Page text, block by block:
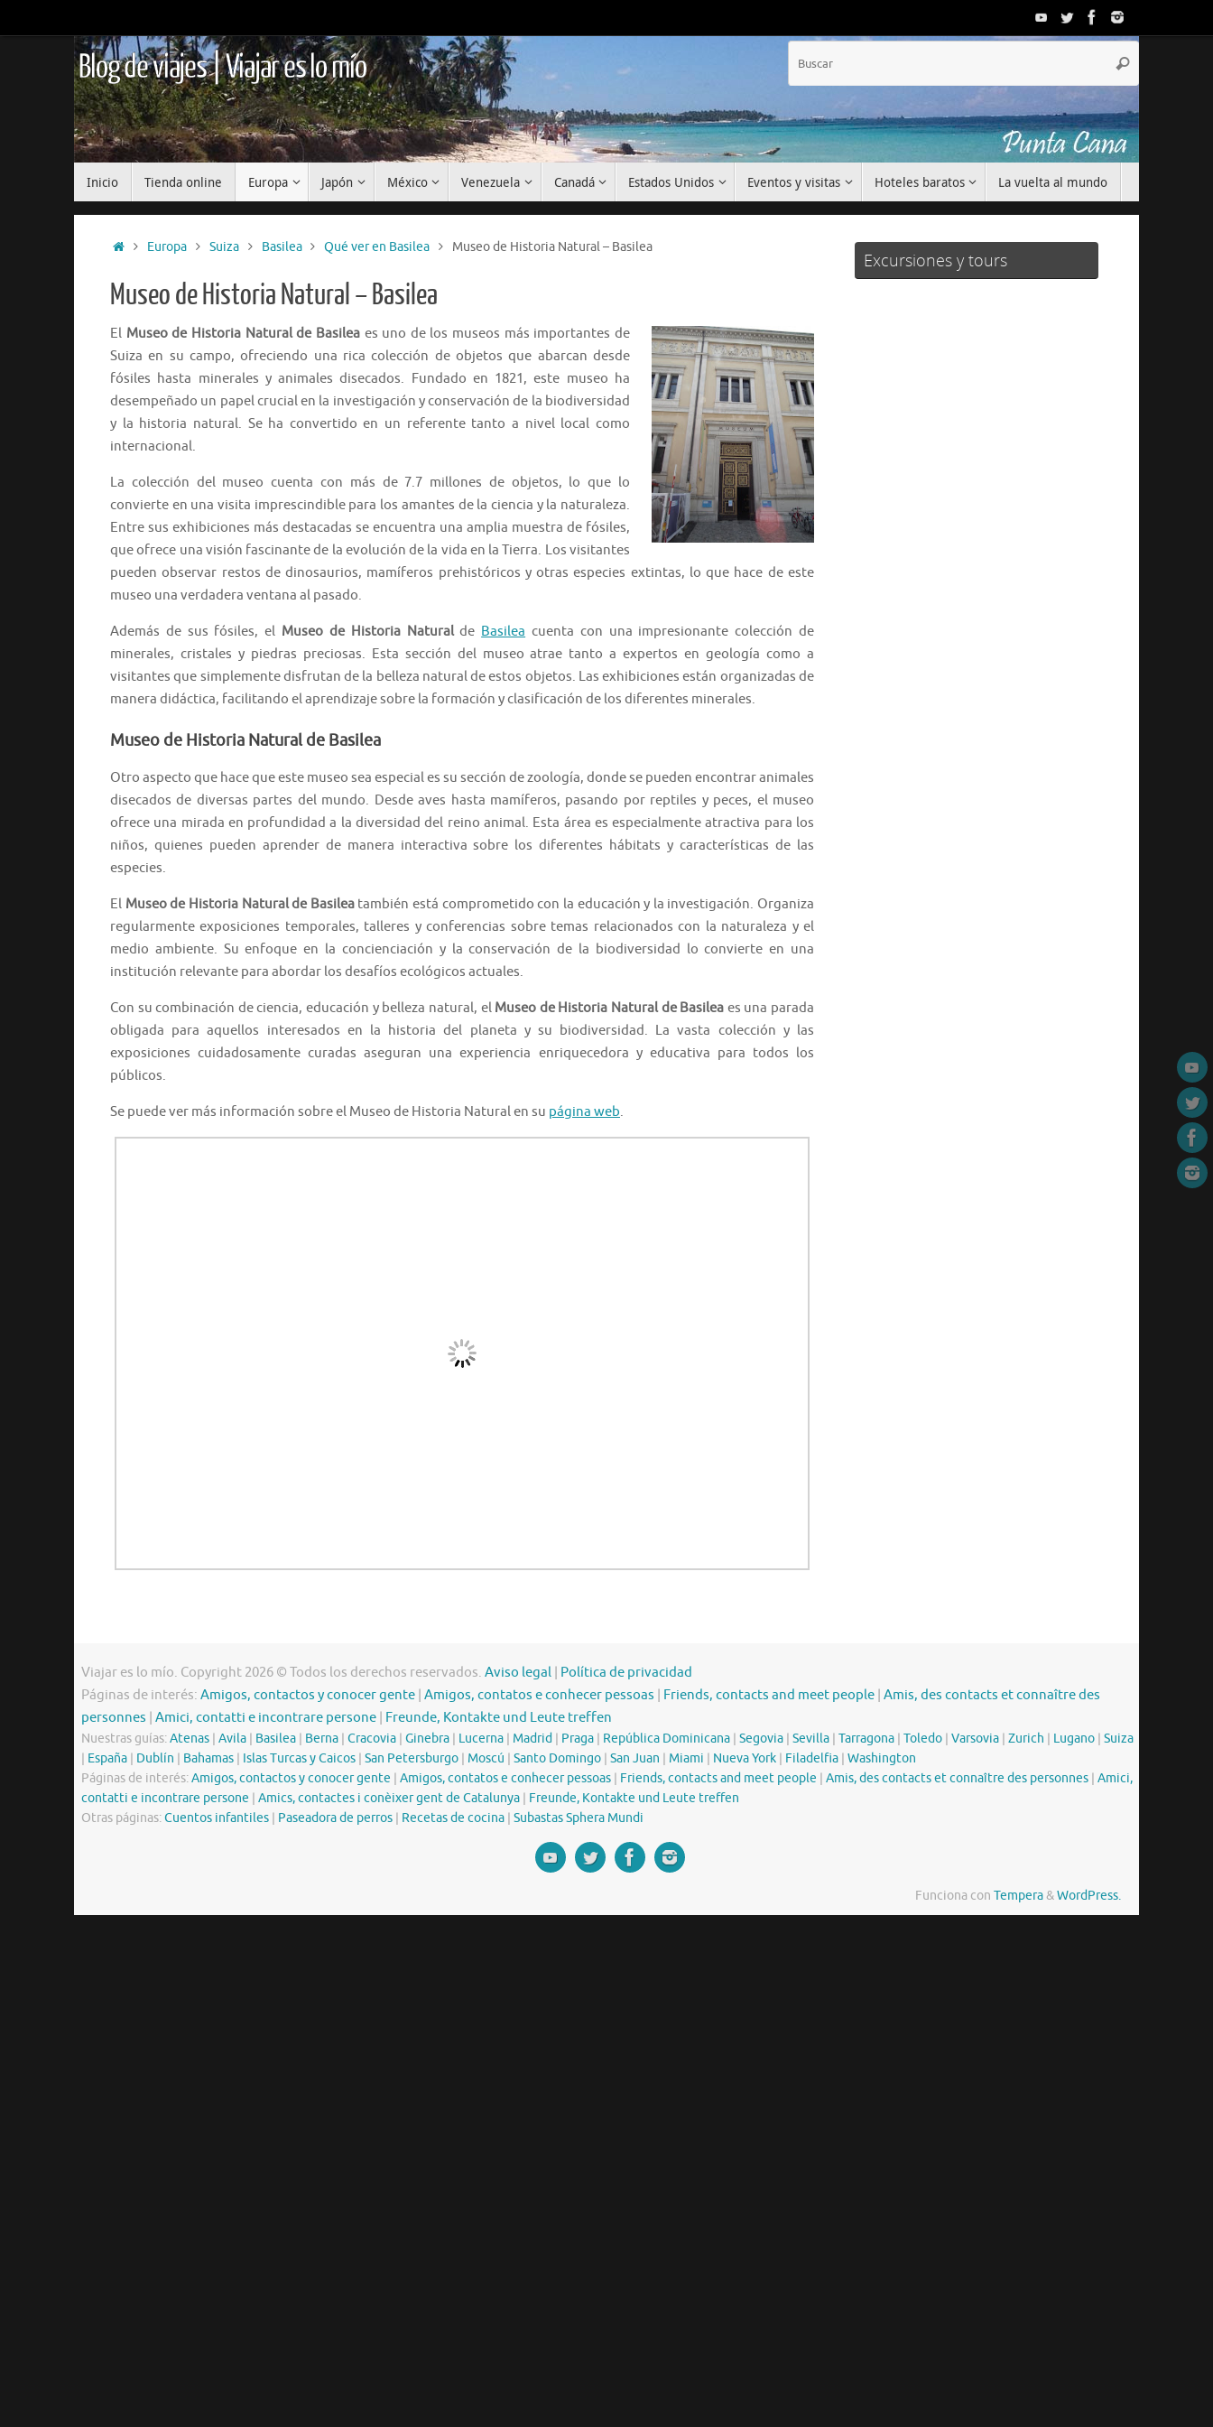
al
Blog de viajes | Viajar es lo mío Buscar
Inicio Tienda online Europa Japón México Venezuela Canadá Estados Unidos Eventos y visitas Hoteles baratos La vuelta al mundo
InicioEuropa Suiza Basilea Qué ver en Basilea Museo de Historia Natural – Basilea
Museo de Historia Natural – Basilea
El Museo de Historia Natural de Basileaes uno de los museos más importantes de
Suiza en su campo, ofreciendo una rica colección de objetos que abarcan desde
fósiles hasta minerales y animales disecados. Fundado en 1821, este museo ha
desempeñado un papel crucial en la investigación y conservación de la biodiversidad
y la historia natural. Se ha convertido en un referente tanto a nivel local como
internacional.
La colección del museo cuenta con más de 7.7 millones de objetos, lo que lo
convierte en una visita imprescindible para los amantes de la ciencia y la naturaleza.
Entre sus exhibiciones más destacadas se encuentra una amplia muestra de fósiles,
que ofrece una visión fascinante de la evolución de la vida en la Tierra. Los visitantes
pueden observar restos de dinosaurios, mamíferos prehistóricos y otras especies extintas, lo que hace de este
museo una verdadera ventana al pasado.
Además de sus fósiles, el Museo de Historia Naturalde Basilea cuenta con una impresionante colección de
minerales, cristales y piedras preciosas. Esta sección del museo atrae tanto a expertos en geología como a
visitantes que simplemente disfrutan de la belleza natural de estos objetos. Las exhibiciones están organizadas de
manera didáctica, facilitando el aprendizaje sobre la formación y clasificación de los diferentes minerales.
Museo de Historia Natural de Basilea
Otro aspecto que hace que este museo sea especial es su sección de zoología, donde se pueden encontrar animales
disecados de diversas partes del mundo. Desde aves hasta mamíferos, pasando por reptiles y peces, el museo
ofrece una mirada en profundidad a la diversidad del reino animal. Esta área es especialmente atractiva para los
niños, quienes pueden aprender de manera interactiva sobre los diferentes hábitats y características de las
especies.
El Museo de Historia Natural de Basileatambién está comprometido con la educación y la investigación. Organiza
regularmente exposiciones temporales, talleres y conferencias sobre temas relacionados con la naturaleza y el
medio ambiente. Su enfoque en la concienciación y la conservación de la biodiversidad lo convierte en una
institución relevante para abordar los desafíos ecológicos actuales.
Con su combinación de ciencia, educación y belleza natural, el Museo de Historia Natural de Basilea es una parada
obligada para aquellos interesados en la historia del planeta y su biodiversidad. La vasta colección y las
exposiciones cuidadosamente curadas aseguran una experiencia enriquecedora y educativa para todos los
públicos.
Se puede ver más información sobre el Museo de Historia Natural en su página web.
Excursiones y tours
Viajar es lo mío. Copyright 2026 © Todos los derechos reservados. Aviso legal Política de privacidad
Páginas de interés: Amigos, contactos y conocer gente Amigos, contatos e conhecer pessoas Friends, contacts and meet people Amis, des contacts et connaître des
personnes Amici, contatti e incontrare persone Freunde, Kontakte und Leute treffen
Nuestras guías:Atenas Avila Basilea Berna Cracovia Ginebra Lucerna Madrid Praga República Dominicana Segovia Sevilla Tarragona Toledo Varsovia Zurich Lugano Suiza
España Dublín Bahamas Islas Turcas y Caicos San Petersburgo Moscú Santo Domingo San Juan Miami Nueva York Filadelfia Washington
Páginas de interés:Amigos, contactos y conocer gente Amigos, contatos e conhecer pessoas Friends, contacts and meet people Amis, des contacts et connaître des personnes Amici,
contatti e incontrare persone
Amics, contactes i conèixer gent de Catalunya
Freunde, Kontakte und Leute treffen
Otras páginas:Cuentos infantiles Paseadora de perros Recetas de cocina Subastas Sphera Mundi
Funciona con Tempera&WordPress.